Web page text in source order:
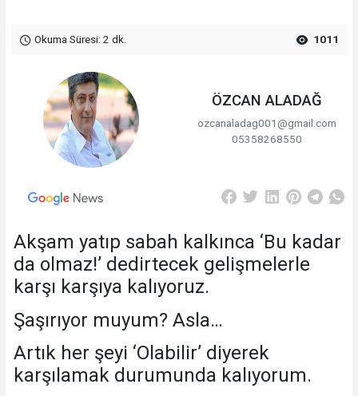
Okuma Süresi: 2 dk. 1011
ÖZCAN ALADAĞ
ozcanaladag001@gmail.com
05358268550
Akşam yatıp sabah kalkınca ‘Bu kadar
da olmaz!’ dedirtecek gelişmelerle
karşı karşıya kalıyoruz.
Şaşırıyor muyum? Asla…
Artık her şeyi ‘Olabilir’ diyerek
karşılamak durumunda kalıyorum.